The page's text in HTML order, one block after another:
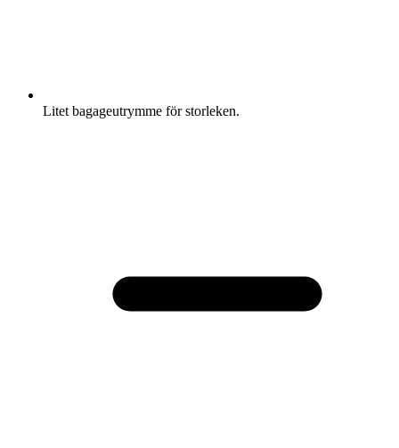
Litet bagageutrymme för storleken.